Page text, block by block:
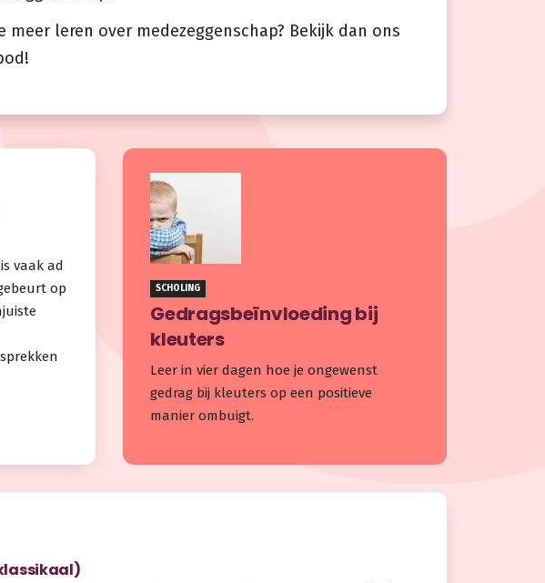
meer leren over medezeggenschap? Bekijk dan ons
vaak ad
op
SCHOLING
Gedragsbeïnvloeding bij
kleuters
Leer in vier dagen hoe je ongewenst
gedrag bij kleuters op een positieve
manier ombuigt.